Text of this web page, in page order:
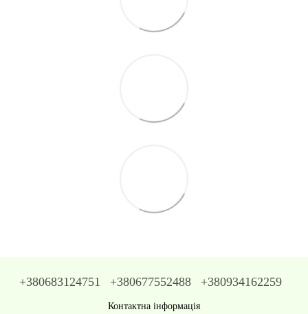
+380683124751 +380677552488 +380934162259
Контактна інформація